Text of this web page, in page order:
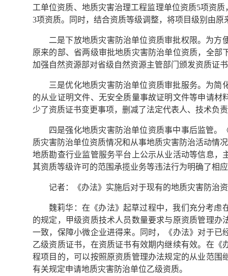
工单位资质、地质灾害治理工程监理单位资质5项资
3项资质。同时，结合资质等级调整，将项目级别由
二是下放地质灾害防治单位资质审批权限。为
原来的部、省两级审批地质灾害防治单位资质，全
加强自然资源部对省级自然资源主管部门颁发资质证
三是优化地质灾害防治单位资质审批服务。为
的从业证明文件、无安全质量事故证明文件等申请
少了资质证书变更事项，删减了法定代表人、技术负
四是强化地质灾害防治单位资质事中事后监管
质灾害防治单位资质情况和从事地质灾害防治活动情
地质勘查行业监管服务平台上公示从业活动等信息
其资质等级许可的范围承揽业务等违法行为明确了相
记者：《办法》实施后对于现有的地质灾害防治
魏莉华：在《办法》起草过程中，我们充分考虑
的规定，甲级资质技术人员数量要求与原资质管理
一致，保障小微企业进得来。同时，《办法》对于
乙级资质证书，在资质证书有效期内继续有效。在
程项目的，可以按照原资质管理办法规定的从业范
有关规定申请地质灾害防治单位乙级资质。